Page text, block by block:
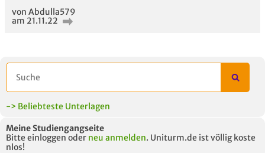
MODULE
UNTERLAGE
von Abdulla579
am 21.11.22
-> Beliebteste Unterlagen
Meine Studiengangseite
Bitte einloggen oder neu anmelden. Uniturm.de ist völlig koste
nlos!